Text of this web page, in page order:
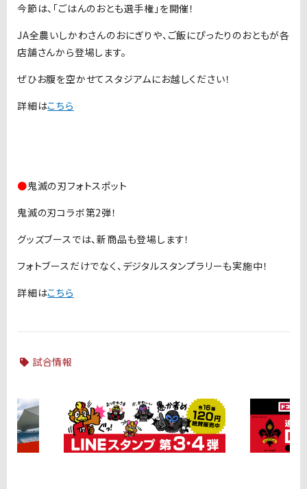
今節は、「ごはんのおとも選手権」を開催！
JA全農いしかわさんのおにぎりや、ご飯にぴったりのおともが各
店舗さんから登場します。
ぜひお腹を空かせてスタジアムにお越しください！
詳細はこちら
●鬼滅の刃フォトスポット
鬼滅の刃コラボ第2弾！
グッズブースでは、新商品も登場します！
フォトブースだけでなく、デジタルスタンプラリーも実施中！
詳細はこちら
試合情報